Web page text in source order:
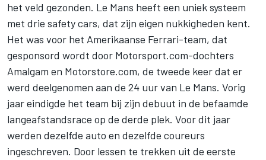
het veld gezonden. Le Mans heeft een uniek systeem
met drie safety cars, dat zijn eigen nukkigheden kent.
Het was voor het Amerikaanse Ferrari-team, dat
gesponsord wordt door Motorsport.com-dochters
Amalgam en Motorstore.com, de tweede keer dat er
werd deelgenomen aan de 24 uur van Le Mans. Vorig
jaar eindigde het team bij zijn debuut in de befaamde
langeafstandsrace op de derde plek. Voor dit jaar
werden dezelfde auto en dezelfde coureurs
ingeschreven. Door lessen te trekken uit de eerste